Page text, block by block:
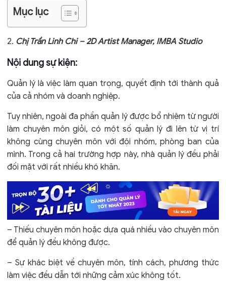
Mục lục
2. Chị Trần Linh Chi – 2D Artist Manager, IMBA Studio
Nội dung sự kiện:
Quản lý là việc làm quan trọng, quyết định tới thành quả
của cả nhóm và doanh nghiệp.
Tuy nhiên, ngoài đa phần quản lý được bổ nhiệm từ người
làm chuyên môn giỏi, có một số quản lý đi lên từ vị trí
không cùng chuyên môn với đội nhóm, phòng ban của
mình. Trong cả hai trường hợp này, nhà quản lý đều phải
đối mặt với rất nhiều khó khăn.
– Thiếu chuyên môn hoặc dựa quá nhiều vào chuyên môn
để quản lý đều không được.
– Sự khác biệt về chuyên môn, tính cách, phương thức
làm việc đều dẫn tới những cảm xúc không tốt.